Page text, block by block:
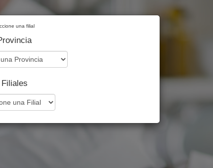
una filial
Filiales